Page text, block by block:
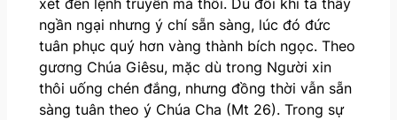
ngần ngại nhưng ý chí sẵn sàng, lúc đó đức
tuân phục quý hơn vàng thành bích ngọc. Theo
gương Chúa Giêsu, mặc dù trong Người xin
thôi uống chén đắng, nhưng đồng thời vẫn sẵn
sàng tuân theo ý Chúa Cha (Mt 26). Trong sự